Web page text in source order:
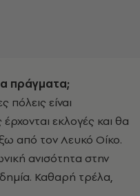
πράγματα;
πόλεις είναι
εκλογές και θα
από τον Λευκό Οίκο.
ανισότητα στην
Καθαρή τρέλα,